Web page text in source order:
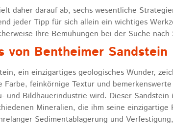
daher darauf ab, sechs wesentliche
jeder Tipp für sich allein ein wichtiges
Ihre Bemühungen bei der Suche
von Bentheimer Sandstein
ein einzigartiges geologisches Wunder,
Farbe, feinkörnige Textur und
und Bildhauerindustrie wird. Dieser
Mineralien, die ihm seine
Sedimentablagerung und